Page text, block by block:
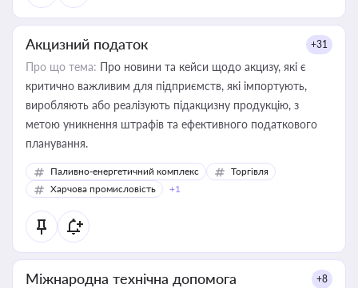
Акцизний податок +31
Про що тема: Про новини та кейси щодо акцизу, які є
критично важливим для підприємств, які імпортують,
виробляють або реалізують підакцизну продукцію, з
метою уникнення штрафів та ефективного податкового
планування.
Паливно-енергетичний комплекс
Торгівля
Харчова промисловість
+1
Міжнародна технічна допомога +8